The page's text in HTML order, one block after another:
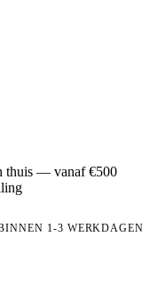
thuis — vanaf €500
1-3 WERKDAGEN